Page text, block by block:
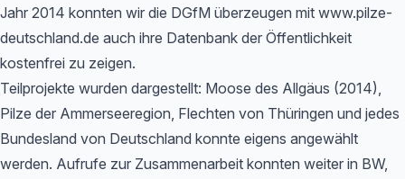
Jahr 2014 konnten wir die DGfM überzeugen mit www.pilze-
deutschland.de auch ihre Datenbank der Öffentlichkeit
kostenfrei zu zeigen.
Teilprojekte wurden dargestellt: Moose des Allgäus (2014),
Pilze der Ammerseeregion, Flechten von Thüringen und jedes
Bundesland von Deutschland konnte eigens angewählt
werden. Aufrufe zur Zusammenarbeit konnten weiter in BW,